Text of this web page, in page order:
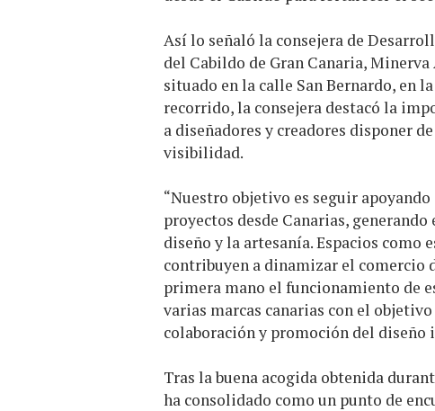
Así lo señaló la consejera de
del Cabildo de Gran Canaria,
situado en la calle San Bernardo, en
recorrido, la consejera destacó la
a diseñadores y creadores disponer
visibilidad.
“Nuestro objetivo es seguir
proyectos desde Canarias,
diseño y la artesanía. Espacios
contribuyen a dinamizar el comercio
primera mano el funcionamiento de
varias marcas canarias con el
colaboración y promoción del diseño
Tras la buena acogida obtenida
ha consolidado como un punto de